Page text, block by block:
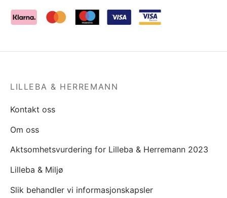
LILLEBA & HERREMANN
Kontakt oss
Om oss
Aktsomhetsvurdering for Lilleba & Herremann 2023
Lilleba & Miljø
Slik behandler vi informasjonskapsler